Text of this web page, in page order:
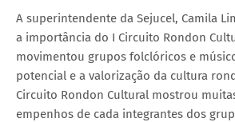
A superintendente da Sejucel, Camila
a importância do I Circuito Rondon
movimentou grupos folclóricos e
potencial e a valorização da cultura
Circuito Rondon Cultural mostrou
empenhos de cada integrantes dos